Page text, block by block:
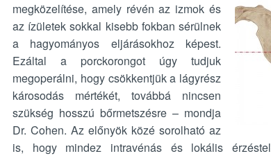
megközelítése, amely révén az izmok és
az ízületek sokkal kisebb fokban sérülnek
a hagyományos eljárásokhoz képest.
Ezáltal a porckorongot úgy tudjuk
megoperálni, hogy csökkentjük a lágyrész
károsodás mértékét, továbbá nincsen
szükség hosszú bőrmetszésre – mondja
Dr. Cohen. Az előnyök közé sorolható az
is, hogy mindez intravénás és lokális